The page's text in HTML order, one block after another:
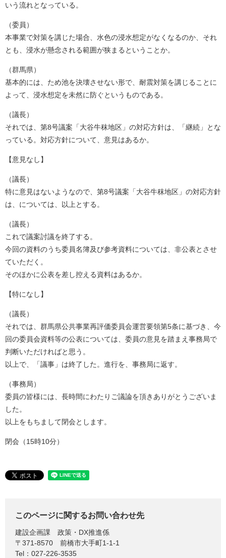
いう流れとなっている。
（委員）
本事業で対策を講じた場合、水色の浸水想定がなくなるのか、それ
とも、浸水が懸念される範囲が狭まるということか。
（群馬県）
基本的には、ため池を決壊させない形で、耐震対策を講じることに
よって、浸水想定を未然に防ぐというものである。
（議長）
それでは、第8号議案「大谷牛秣地区」の対応方針は、「継続」とな
っている。対応方針について、意見はあるか。
【意見なし】
（議長）
特に意見はないようなので、第8号議案「大谷牛秣地区」の対応方針
は、については、以上とする。
（議長）
これで議案討議を終了する。
今回の資料のうち委員名簿及び参考資料については、非公表とさせ
ていただく。
そのほかに公表を差し控える資料はあるか。
【特になし】
（議長）
それでは、群馬県公共事業再評価委員会運営要領第5条に基づき、今
回の委員会資料等の公表については、委員の意見を踏まえ事務局で
判断いただければと思う。
以上で、「議事」は終了した。進行を、事務局に返す。
（事務局）
委員の皆様には、長時間にわたりご議論を頂きありがとうございま
した。
以上をもちまして閉会とします。
閉会（15時10分）
このページに関するお問い合わせ先
建設企画課
政策・DX推進係
〒371-8570
前橋市大手町1-1-1
Tel：027-226-3535